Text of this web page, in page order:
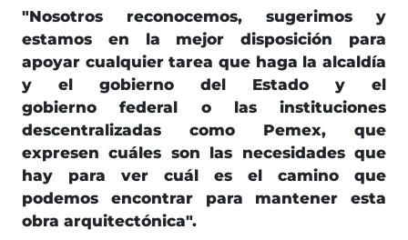
"Nosotros reconocemos, sugerimos y
estamos en la mejor disposición para
apoyar cualquier tarea que haga la alcaldía
y el gobierno del Estado y el
gobierno federal o las instituciones
descentralizadas como Pemex, que
expresen cuáles son las necesidades que
hay para ver cuál es el camino que
podemos encontrar para mantener esta
obra arquitectónica".